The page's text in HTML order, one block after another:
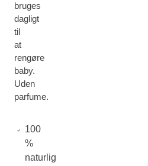
bruges
dagligt
til
at
rengøre
baby.
Uden
parfume.
100
%
naturlig